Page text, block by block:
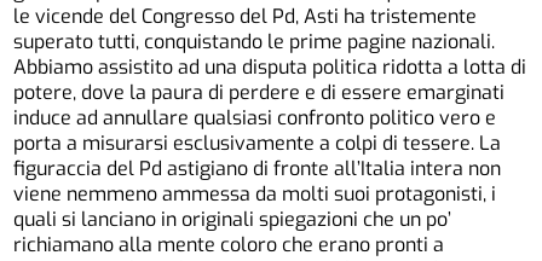
le vicende del Congresso del Pd, Asti ha tristemente
superato tutti, conquistando le prime pagine nazionali.
Abbiamo assistito ad una disputa politica ridotta a lotta di
potere, dove la paura di perdere e di essere emarginati
induce ad annullare qualsiasi confronto politico vero e
porta a misurarsi esclusivamente a colpi di tessere. La
figuraccia del Pd astigiano di fronte all’Italia intera non
viene nemmeno ammessa da molti suoi protagonisti, i
quali si lanciano in originali spiegazioni che un po’
richiamano alla mente coloro che erano pronti a